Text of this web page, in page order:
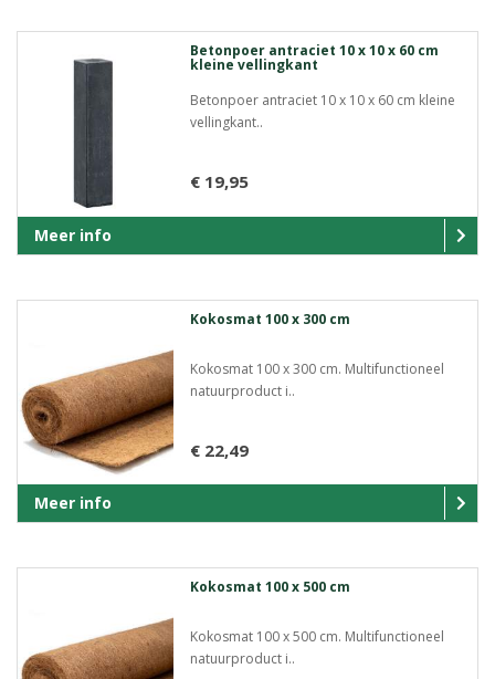
Betonpoer antraciet 10 x 10 x 60 cm
kleine vellingkant
Betonpoer antraciet 10 x 10 x 60 cm kleine
vellingkant..
€ 19,95
Meer info
Kokosmat 100 x 300 cm
Kokosmat 100 x 300 cm. Multifunctioneel
natuurproduct i..
€ 22,49
Meer info
Kokosmat 100 x 500 cm
Kokosmat 100 x 500 cm. Multifunctioneel
natuurproduct i..